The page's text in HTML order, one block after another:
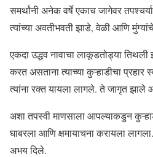
समर्थांनी अनेक वर्षे एकाच जागेवर
त्यांच्या अवतीभवती झाडे, वेळी आणि
एकदा उद्धव नावाचा लाकूडतोड्या
करत असताना त्याच्या कुऱ्हाडीचा प्रहार
त्यांना रक्त यायला लागले. ते जागृत
अशा तपस्वी माणसाला आपल्याकडुन
घाबरला आणि क्षमायाचना करायला
अभय दिले.